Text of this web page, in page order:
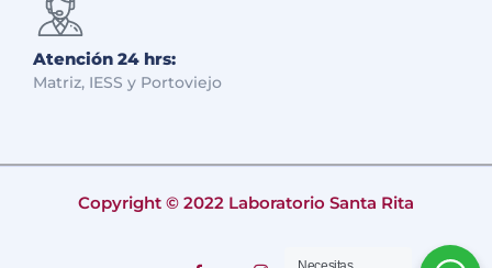
Atención 24 hrs:
Matriz, IESS y Portoviejo
Copyright © 2022 Laboratorio Santa Rita